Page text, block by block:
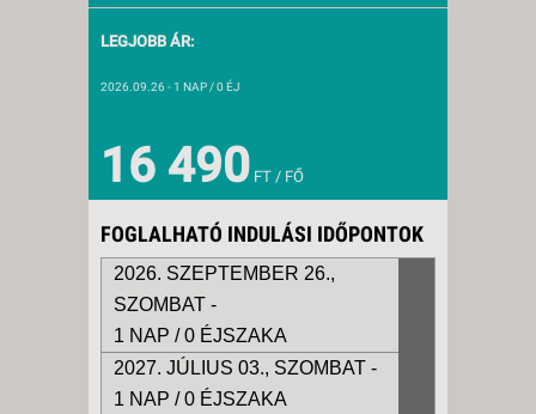
LEGJOBB ÁR:
2026.09.26 - 1 NAP / 0 ÉJ
16 490 FT / FŐ
FOGLALHATÓ INDULÁSI IDŐPONTOK
2026. SZEPTEMBER 26.,
SZOMBAT -
1 NAP / 0 ÉJSZAKA
2027. JÚLIUS 03., SZOMBAT -
1 NAP / 0 ÉJSZAKA